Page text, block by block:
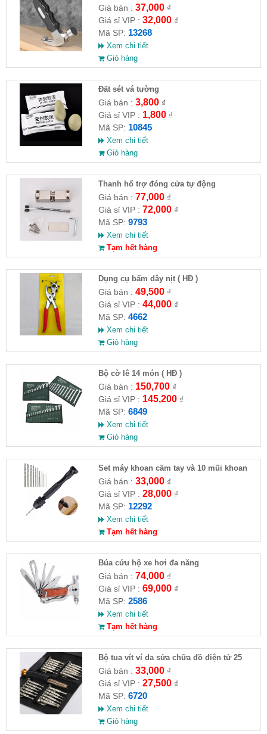
Giá bán : 37,000₫
Giá sỉ VIP : 32,000₫
Mã SP: 13268
Xem chi tiết
Giỏ hàng
Đất sét vá tường
Giá bán : 3,800₫
Giá sỉ VIP : 1,800₫
Mã SP: 10845
Xem chi tiết
Giỏ hàng
Thanh hổ trợ đóng cửa tự động
Giá bán : 77,000₫
Giá sỉ VIP : 72,000₫
Mã SP: 9793
Xem chi tiết
Tạm hết hàng
Dụng cụ bấm dây nịt ( HĐ )
Giá bán : 49,500₫
Giá sỉ VIP : 44,000₫
Mã SP: 4662
Xem chi tiết
Giỏ hàng
Bộ cờ lê 14 món ( HĐ )
Giá bán : 150,700₫
Giá sỉ VIP : 145,200₫
Mã SP: 6849
Xem chi tiết
Giỏ hàng
Set máy khoan cầm tay và 10 mũi khoan
Giá bán : 33,000₫
Giá sỉ VIP : 28,000₫
Mã SP: 12292
Xem chi tiết
Tạm hết hàng
Búa cứu hộ xe hơi đa năng
Giá bán : 74,000₫
Giá sỉ VIP : 69,000₫
Mã SP: 2586
Xem chi tiết
Tạm hết hàng
Bộ tua vít ví da sửa chữa đồ điện tử 25
đầu ( HĐ )
Giá bán : 33,000₫
Giá sỉ VIP : 27,500₫
Mã SP: 6720
Xem chi tiết
Giỏ hàng